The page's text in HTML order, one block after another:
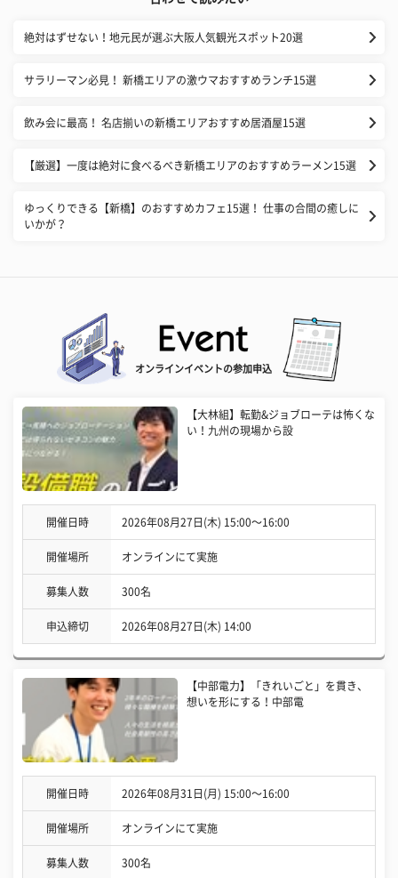
絶対はずせない！地元民が選ぶ大阪人気観光スポット20選
サラリーマン必見！ 新橋エリアの激ウマおすすめランチ15選
飲み会に最高！ 名店揃いの新橋エリアおすすめ居酒屋15選
【厳選】一度は絶対に食べるべき新橋エリアのおすすめラーメン15選
ゆっくりできる【新橋】のおすすめカフェ15選！ 仕事の合間の癒しに
いかが？
オンラインイベントの参加申込
【大林組】転勤&ジョブローテは怖くな
い！九州の現場から設
開催日時 2026年08月27日(木) 15:00〜16:00
開催場所 オンラインにて実施
募集人数 300名
申込締切 2026年08月27日(木) 14:00
【中部電力】「きれいごと」を貫き、
想いを形にする！中部電
開催日時 2026年08月31日(月) 15:00〜16:00
開催場所 オンラインにて実施
募集人数 300名